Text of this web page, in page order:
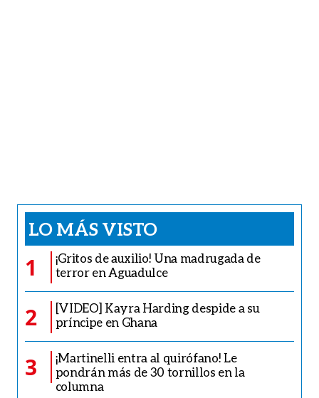
LO MÁS VISTO
1
¡Gritos de auxilio! Una madrugada de
terror en Aguadulce
2
[VIDEO] Kayra Harding despide a su
príncipe en Ghana
3
¡Martinelli entra al quirófano! Le
pondrán más de 30 tornillos en la
columna